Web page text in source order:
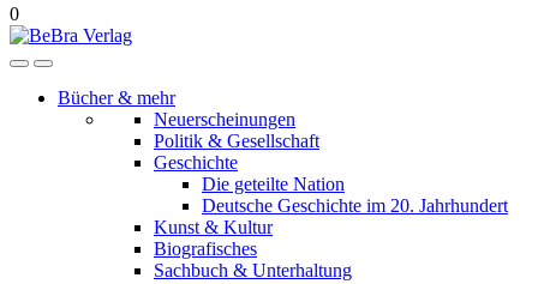
0
Bücher & mehr
Neuerscheinungen
Politik & Gesellschaft
Geschichte
Die geteilte Nation
Deutsche Geschichte im 20. Jahrhundert
Kunst & Kultur
Biografisches
Sachbuch & Unterhaltung